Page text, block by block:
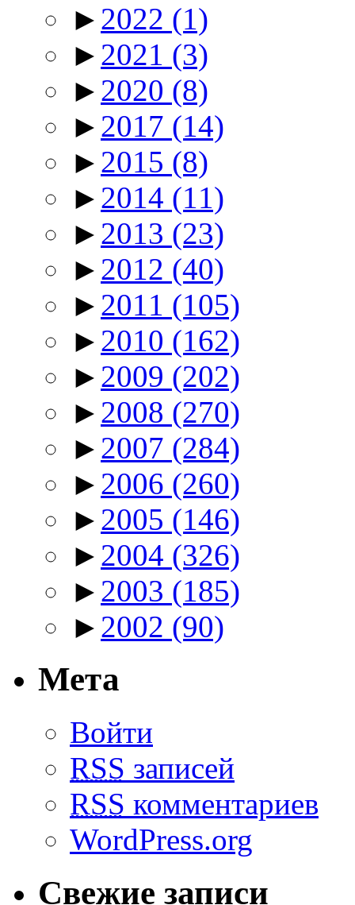
► 2022 (1)
► 2021 (3)
► 2020 (8)
► 2017 (14)
► 2015 (8)
► 2014 (11)
► 2013 (23)
► 2012 (40)
► 2011 (105)
► 2010 (162)
► 2009 (202)
► 2008 (270)
► 2007 (284)
► 2006 (260)
► 2005 (146)
► 2004 (326)
► 2003 (185)
► 2002 (90)
Мета
Войти
RSS записей
RSS комментариев
WordPress.org
Свежие записи